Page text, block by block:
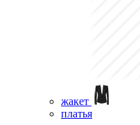
жакет
платья